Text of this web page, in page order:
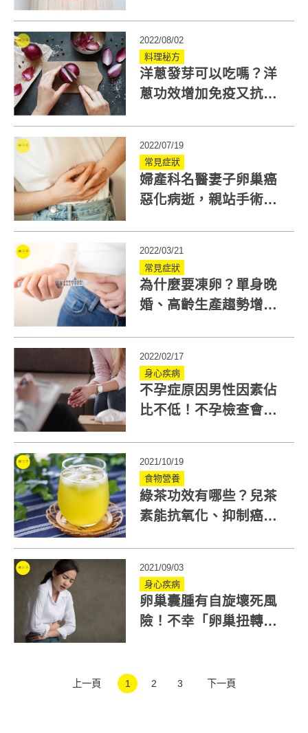
2022/08/02
料理秘方
洋蔥發芽可以吃嗎？洋
蔥功效增加免疫又抗癌
2022/07/19
常見症狀
婦產科名醫妻子卵巢癌
惡化病逝，親站手術台
2022/03/21
常見症狀
為什麼要凍卵？單身晚
婚、高齡生產趨勢增
2022/02/17
身心疾病
不孕症原因男性因素佔
比不低！不孕檢查會做
2021/10/19
食物營養
綠茶功效有哪些？兒茶
素能抗氧化、抑制癌細
2021/09/03
身心疾病
卵巢囊腫有自旋壞死風
險！不幸「卵巢扭轉」
上一頁 1 2 3 下一頁